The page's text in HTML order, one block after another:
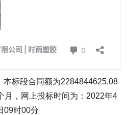
本标段合同额为2284844625.08
月，网上投标时间为：2022年4
09时00分